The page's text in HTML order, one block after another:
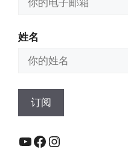
姓名
YouTube
Facebook
Instagram